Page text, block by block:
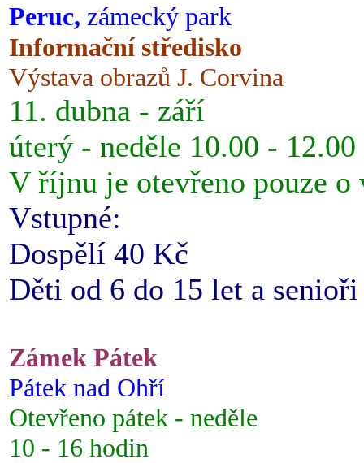
Peruc, zámecký park
Informační středisko
Výstava obrazů J. Corvina
11. dubna - září
úterý - neděle 10.00 -
V říjnu je otevřeno pouze o
Vstupné:
Dospělí 40 Kč
Děti od 6 do 15 let a
Zámek Pátek
Pátek nad Ohří
Otevřeno pátek - neděle
10 - 16 hodin